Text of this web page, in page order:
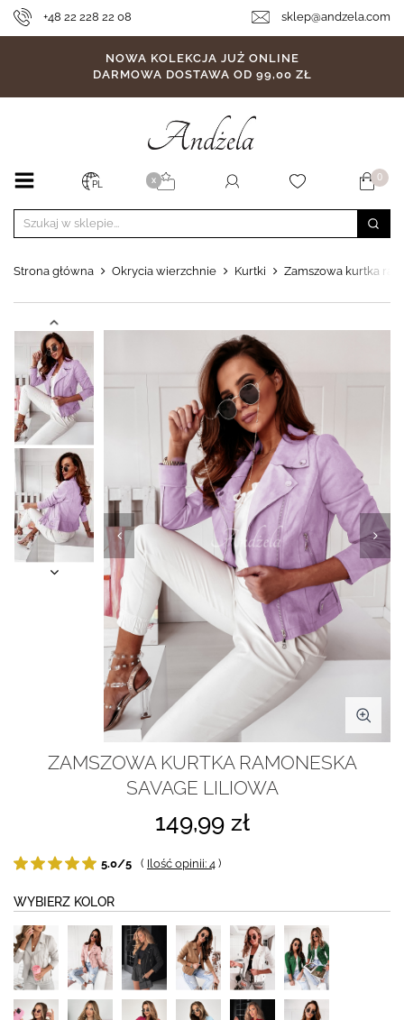
+48 22 228 22 08 sklep@andzela.com
NOWA KOLEKCJA JUŻ ONLINE
DARMOWA DOSTAWA OD 99,00 ZŁ
PL X 0
Strona główna Okrycia wierzchnie Kurtki Zamszowa kurtka
ZAMSZOWA KURTKA RAMONESKA
SAVAGE LILIOWA
149,99 zł
5.0/5 ( Ilość opinii: 4 )
WYBIERZ KOLOR